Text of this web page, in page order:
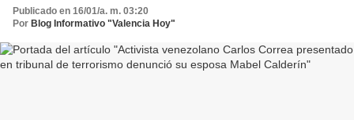
Publicado en 16/01/a. m. 03:20
Por Blog Informativo "Valencia Hoy"